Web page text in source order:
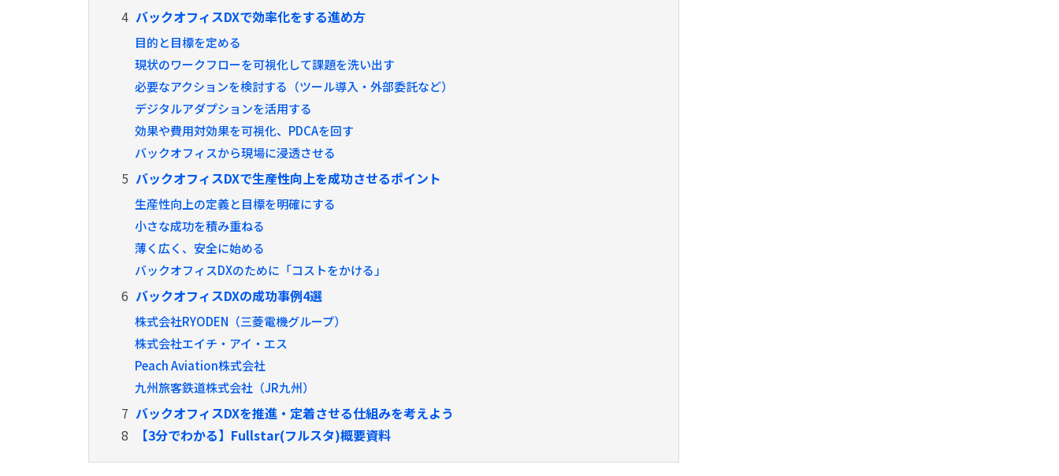
4 バックオフィスDXで効率化をする進め方
目的と目標を定める
現状のワークフローを可視化して課題を洗い出す
必要なアクションを検討する（ツール導入・外部委託など）
デジタルアダプションを活用する
効果や費用対効果を可視化、PDCAを回す
バックオフィスから現場に浸透させる
5 バックオフィスDXで生産性向上を成功させるポイント
生産性向上の定義と目標を明確にする
小さな成功を積み重ねる
薄く広く、安全に始める
バックオフィスDXのために「コストをかける」
6 バックオフィスDXの成功事例4選
株式会社RYODEN（三菱電機グループ）
株式会社エイチ・アイ・エス
Peach Aviation株式会社
九州旅客鉄道株式会社（JR九州）
7 バックオフィスDXを推進・定着させる仕組みを考えよう
8
【3分でわかる】Fullstar(フルスタ)概要資料